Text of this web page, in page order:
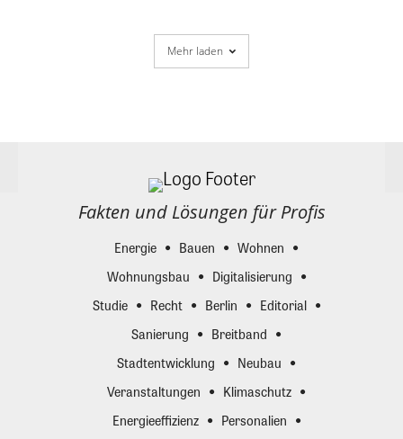
Mehr laden
Fakten und Lösungen für Profis
Energie Bauen
Wohnen
Wohnungsbau
Digitalisierung
Studie
Recht Berlin
Editorial
Sanierung
Breitband
Stadtentwicklung
Neubau
Veranstaltungen
Klimaschutz
Energieeffizienz
Personalien